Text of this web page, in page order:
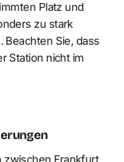
Platz und
zu stark
Beachten Sie, dass
Station nicht im